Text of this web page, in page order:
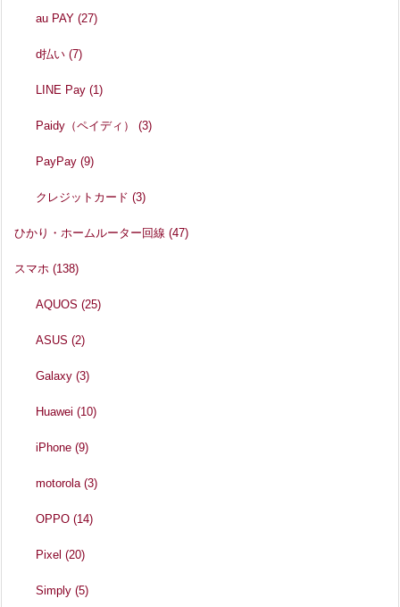
au PAY(27)
d払い(7)
LINE Pay(1)
Paidy（ペイディ）(3)
PayPay(9)
クレジットカード(3)
ひかり・ホームルーター回線 (47)
スマホ (138)
AQUOS(25)
ASUS(2)
Galaxy(3)
Huawei(10)
iPhone(9)
motorola(3)
OPPO(14)
Pixel(20)
Simply(5)